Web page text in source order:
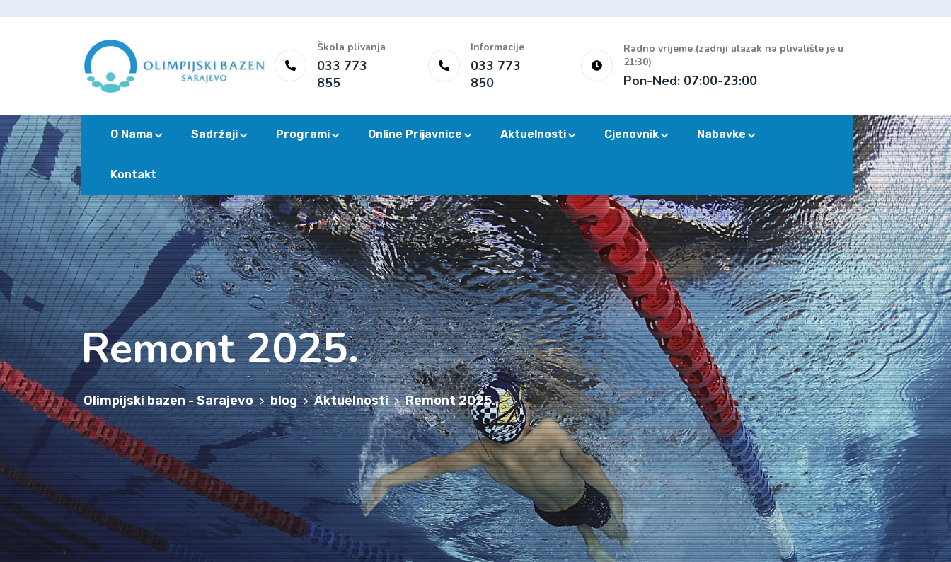
Škola plivanja
033 773
855
Informacije
033 773
850
Radno vrijeme (zadnji ulazak na plivalište je u
21:30)
Pon-Ned: 07:00-23:00
O Nama Sadržaji Programi Online Prijavnice Aktuelnosti Cjenovnik Nabavke
Kontakt
Remont 2025.
Olimpijski bazen - Sarajevo > blog > Aktuelnosti > Remont 2025.